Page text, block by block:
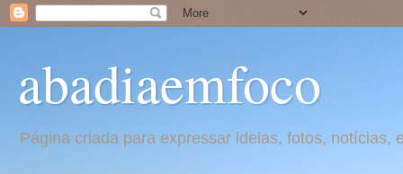
abadiaemfoco
Página criada para expressar ideias, fotos,